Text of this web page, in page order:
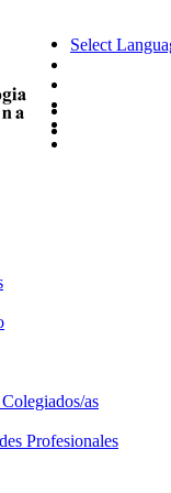
Select
as
Profesionales